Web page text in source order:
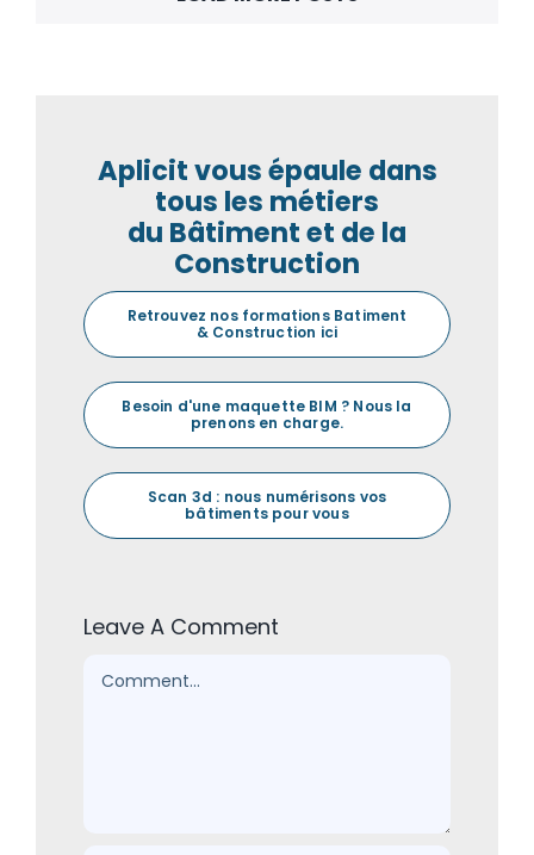
Aplicit vous épaule dans
tous les métiers
du Bâtiment et de la
Construction
Retrouvez nos formations Batiment
& Construction ici
Besoin d'une maquette BIM ? Nous la
prenons en charge.
Scan 3d : nous numérisons vos
bâtiments pour vous
Leave A Comment
Comment